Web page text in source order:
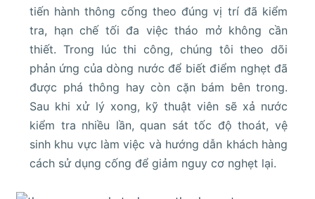
tiến hành thông cống theo đúng vị trí đã kiểm
tra, hạn chế tối đa việc tháo mở không cần
thiết. Trong lúc thi công, chúng tôi theo dõi
phản ứng của dòng nước để biết điểm nghẹt đã
được phá thông hay còn cặn bám bên trong.
Sau khi xử lý xong, kỹ thuật viên sẽ xả nước
kiểm tra nhiều lần, quan sát tốc độ thoát, vệ
sinh khu vực làm việc và hướng dẫn khách hàng
cách sử dụng cống để giảm nguy cơ nghẹt lại.